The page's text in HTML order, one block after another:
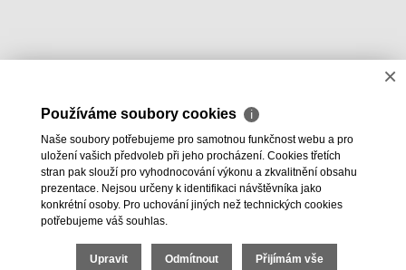
×
Používáme soubory cookies ℹ
Naše soubory potřebujeme pro samotnou funkčnost webu a pro
uložení vašich předvoleb při jeho procházení. Cookies třetích
stran pak slouží pro vyhodnocování výkonu a zkvalitnění obsahu
prezentace. Nejsou určeny k identifikaci návštěvníka jako
konkrétní osoby. Pro uchování jiných než technických cookies
potřebujeme váš souhlas.
Upravit Odmítnout Přijímám vše